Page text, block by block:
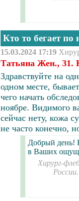
Кто то бегает по
15.03.2024 17:19
Татьяна Жен., 31.
Здравствуйте на
одном месте,
чего начать
ноябре. Видимого
сейчас нету, кожа
не часто конечно,
Добрый день!
в Ваших
Хирург-